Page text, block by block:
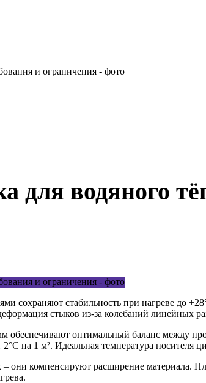
для водяного
сохраняют стабильность при нагреве до
стыков из-за колебаний линейных
обеспечивают оптимальный баланс между
на 1 м². Идеальная температура носителя
они компенсируют расширение материала.